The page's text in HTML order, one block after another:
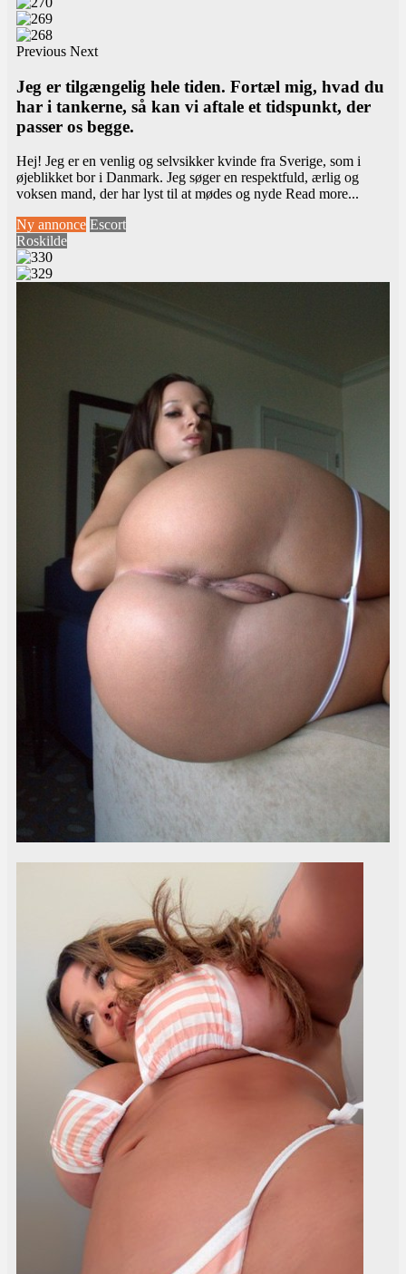
Previous Next
Jeg er tilgængelig hele tiden. Fortæl mig, hvad du
har i tankerne, så kan vi aftale et tidspunkt, der
passer os begge.
Hej! Jeg er en venlig og selvsikker kvinde fra Sverige, som i
øjeblikket bor i Danmark. Jeg søger en respektfuld, ærlig og
voksen mand, der har lyst til at mødes og nyde Read more...
Ny annonce Escort
Roskilde